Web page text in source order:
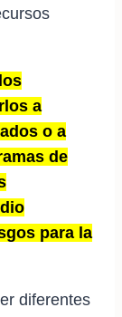
a
o a
de
para la
diferentes